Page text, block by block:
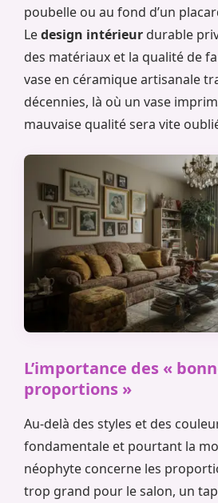
poubelle ou au fond d’un
Ledesign intérieur durable
des matériaux et la qualité de
vase en céramique artisanale
décennies, là où un vase
mauvaise qualité sera vite
L’importance des «
proportions »
Au-delà des styles et des
fondamentale et pourtant la
néophyte concerne les
trop grand pour le salon, un